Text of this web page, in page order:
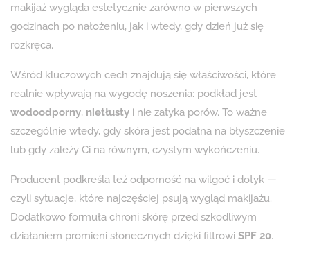
makijaż wygląda estetycznie zarówno w pierwszych
godzinach po nałożeniu, jak i wtedy, gdy dzień już się
rozkręca.
Wśród kluczowych cech znajdują się właściwości, które
realnie wpływają na wygodę noszenia: podkład jest
wodoodporny, nietłusty i nie zatyka porów. To ważne
szczególnie wtedy, gdy skóra jest podatna na błyszczenie
lub gdy zależy Ci na równym, czystym wykończeniu.
Producent podkreśla też odporność na wilgoć i dotyk —
czyli sytuacje, które najczęściej psują wygląd makijażu.
Dodatkowo formuła chroni skórę przed szkodliwym
działaniem promieni słonecznych dzięki filtrowi SPF 20.